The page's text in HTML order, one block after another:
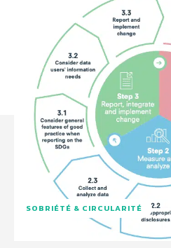
SOBRIÉTÉ & CIRCULARITÉ